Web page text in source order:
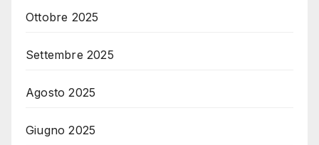
Ottobre 2025
Settembre 2025
Agosto 2025
Giugno 2025